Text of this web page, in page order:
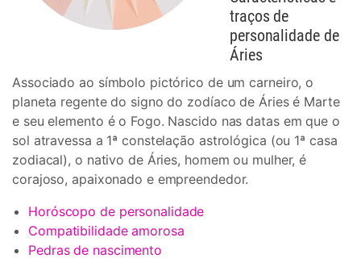
traços de
personalidade de
Áries
Associado ao símbolo pictórico de um carneiro, o
planeta regente do signo do zodíaco de Áries é Marte
e seu elemento é o Fogo. Nascido nas datas em que o
sol atravessa a 1ª constelação astrológica (ou 1ª casa
zodiacal), o nativo de Áries, homem ou mulher, é
corajoso, apaixonado e empreendedor.
Horóscopo de personalidade
Compatibilidade amorosa
Pedras de nascimento